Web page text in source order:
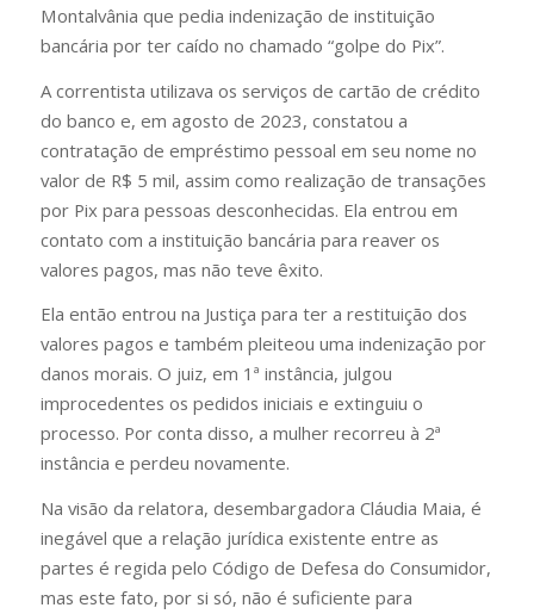
Montalvânia que pedia indenização de instituição
bancária por ter caído no chamado “golpe do Pix”.
A correntista utilizava os serviços de cartão de crédito
do banco e, em agosto de 2023, constatou a
contratação de empréstimo pessoal em seu nome no
valor de R$ 5 mil, assim como realização de transações
por Pix para pessoas desconhecidas. Ela entrou em
contato com a instituição bancária para reaver os
valores pagos, mas não teve êxito.
Ela então entrou na Justiça para ter a restituição dos
valores pagos e também pleiteou uma indenização por
danos morais. O juiz, em 1ª instância, julgou
improcedentes os pedidos iniciais e extinguiu o
processo. Por conta disso, a mulher recorreu à 2ª
instância e perdeu novamente.
Na visão da relatora, desembargadora Cláudia Maia, é
inegável que a relação jurídica existente entre as
partes é regida pelo Código de Defesa do Consumidor,
mas este fato, por si só, não é suficiente para